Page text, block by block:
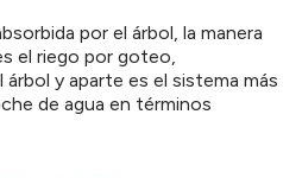
por el árbol, la manera
el riego por goteo,
y aparte es el sistema más
de agua en términos